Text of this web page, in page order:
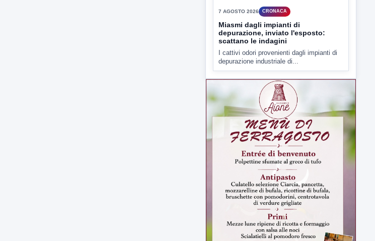
7 AGOSTO 2026 CRONACA
Miasmi dagli impianti di
depurazione, inviato l'esposto:
scattano le indagini
I cattivi odori provenienti dagli impianti di
depurazione industriale di...